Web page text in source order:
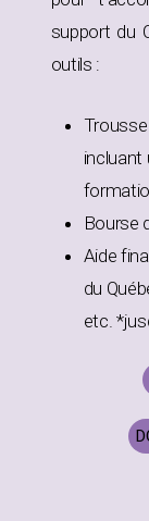
support du
outils :
Trousse
incluant
Bourse
Aide
du
etc.